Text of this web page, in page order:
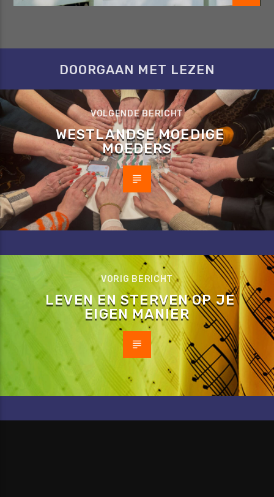
DOORGAAN MET LEZEN
VOLGENDE BERICHT
WESTLANDSE MOEDIGE
MOEDERS
VORIG BERICHT
LEVEN EN STERVEN OP JE
EIGEN MANIER